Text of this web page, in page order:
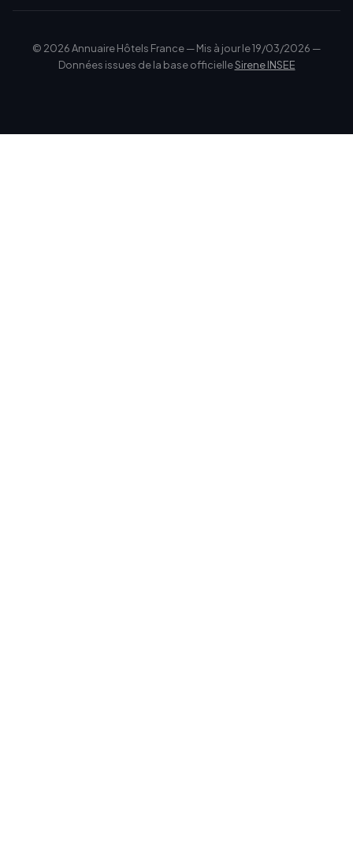
© 2026 Annuaire Hôtels France — Mis à jour le 19/03/2026 —
Données issues de la base officielleSirene INSEE